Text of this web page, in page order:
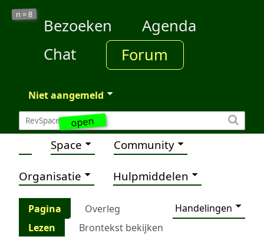
open
n =8
Bezoeken
Agenda
Chat
Forum
Niet aangemeld
Space Community
Organisatie Hulpmiddelen
Pagina Overleg
Handelingen
Lezen
Brontekst bekijken